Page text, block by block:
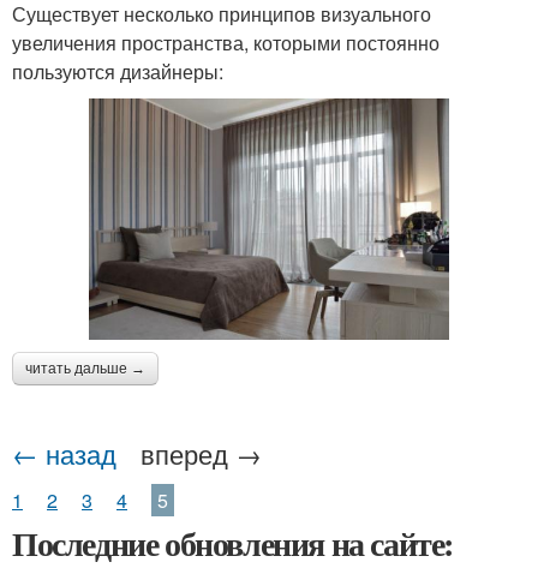
Существует несколько принципов визуального
увеличения пространства, которыми постоянно
пользуются дизайнеры:
читать дальше →
← назад вперед →
1 2 3 4 5
Последние обновления на сайте: